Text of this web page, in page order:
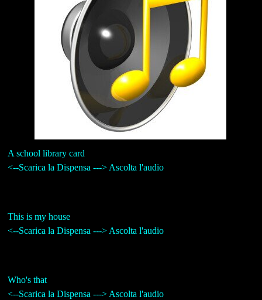
A school library card
<--Scarica la Dispensa ---> Ascolta l'audio
This is my house
<--Scarica la Dispensa ---> Ascolta l'audio
Who's that
<--Scarica la Dispensa ---> Ascolta l'audio